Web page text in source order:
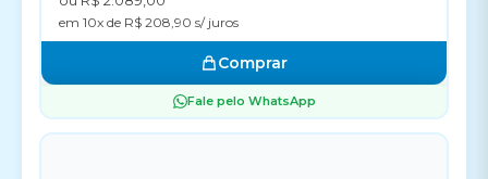
em 10x de R$ 208,90 s/ juros
Comprar
Fale pelo WhatsApp